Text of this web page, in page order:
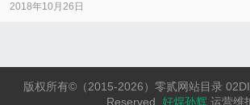
2018年10月26日
版权所有©（2015-2026）零贰网站目录
Reserved. 好焊孙辉 运营维